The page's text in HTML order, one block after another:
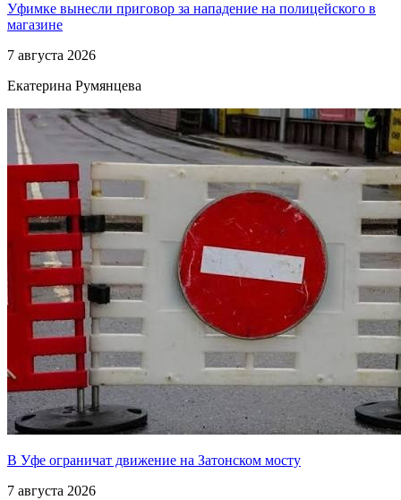
Уфимке вынесли приговор за нападение на полицейского в
магазине
7 августа 2026
Екатерина Румянцева
В Уфе ограничат движение на Затонском мосту
7 августа 2026